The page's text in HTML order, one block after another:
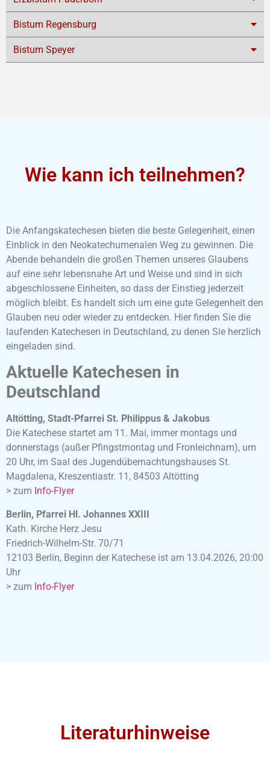
Bistum Regensburg
Bistum Speyer
Wie kann ich teilnehmen?
Die Anfangskatechesen bieten die beste Gelegenheit, einen
Einblick in den Neokatechumenalen Weg zu gewinnen. Die
Abende behandeln die großen Themen unseres Glaubens
auf eine sehr lebensnahe Art und Weise und sind in sich
abgeschlossene Einheiten, so dass der Einstieg jederzeit
möglich bleibt. Es handelt sich um eine gute Gelegenheit den
Glauben neu oder wieder zu entdecken. Hier finden Sie die
laufenden Katechesen in Deutschland, zu denen Sie herzlich
eingeladen sind.
Aktuelle Katechesen in
Deutschland
Altötting, Stadt-Pfarrei St. Philippus & Jakobus
Die Katechese startet am 11. Mai, immer montags und
donnerstags (außer Pfingstmontag und Fronleichnam), um
20 Uhr, im Saal des Jugendübernachtungshauses St.
Magdalena, Kreszentiastr. 11, 84503 Altötting
> zum Info-Flyer
Berlin, Pfarrei Hl. Johannes XXIII
Kath. Kirche Herz Jesu
Friedrich-Wilhelm-Str. 70/71
12103 Berlin, Beginn der Katechese ist am 13.04.2026, 20:00
Uhr
> zum Info-Flyer
Literaturhinweise